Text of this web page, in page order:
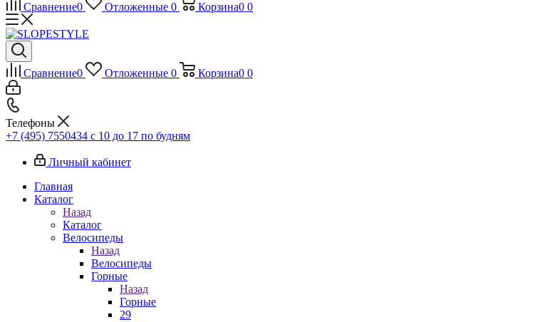
Сравнение0 Отложенные 0 Корзина0 0
Сравнение0 Отложенные 0 Корзина0 0
Телефоны
+7 (495) 7550434 с 10 до 17 по будням
Личный кабинет
Главная
Каталог
Назад
Каталог
Велосипеды
Назад
Велосипеды
Горные
Назад
Горные
29